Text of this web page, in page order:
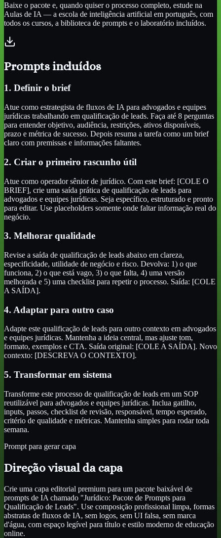
Baixe o pacote e, quando quiser o processo completo, estude na
Aulas de IA — a escola de inteligência artificial em português, com
todos os cursos, a biblioteca de prompts e o laboratório incluídos.
Prompts incluídos
1. Definir o brief
Atue como estrategista de fluxos de IA para advogados e equipes
jurídicas trabalhando em qualificação de leads. Faça até 8 perguntas
para entender objetivo, audiência, restrições, ativos disponíveis,
prazo e métrica de sucesso. Depois resuma a tarefa como um brief
claro com premissas e informações faltantes.
2. Criar o primeiro rascunho útil
Atue como operador sênior de jurídico. Com este brief: [COLE O
BRIEF], crie uma saída prática de qualificação de leads para
advogados e equipes jurídicas. Seja específico, estruturado e pronto
para editar. Use placeholders somente onde faltar informação real do
negócio.
3. Melhorar qualidade
Revise a saída de qualificação de leads abaixo em clareza,
especificidade, utilidade de negócio e risco. Devolva: 1) o que
funciona, 2) o que está vago, 3) o que falta, 4) uma versão
melhorada e 5) uma checklist para repetir o processo. Saída: [COLE
A SAÍDA].
4. Adaptar para outro caso
Adapte este qualificação de leads para outro contexto em advogados
e equipes jurídicas. Mantenha a ideia central, mas ajuste tom,
formato, exemplos e CTA. Saída original: [COLE A SAÍDA]. Novo
contexto: [DESCREVA O CONTEXTO].
5. Transformar em sistema
Transforme este processo de qualificação de leads em um SOP
reutilizável para advogados e equipes jurídicas. Inclua gatilho,
inputs, passos, checklist de revisão, responsável, tempo esperado,
critério de qualidade e métricas. Mantenha simples para rodar toda
semana.
Prompt para gerar capa
Direção visual da capa
Crie uma capa editorial premium para um pacote baixável de
prompts de IA chamado "Jurídico: Pacote de Prompts para
Qualificação de Leads". Use composição profissional limpa, formas
abstratas de fluxos de IA, sem logos, sem UI falsa, sem marca
d'água, com espaço legível para título e estilo moderno de educação
online.